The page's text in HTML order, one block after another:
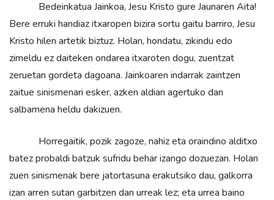
Bedeinkatua Jainkoa, Jesu Kristo gure Jaunaren Aita!
Bere erruki handiaz itxaropen bizira sortu gaitu barriro, Jesu
Kristo hilen artetik biztuz. Holan, hondatu, zikindu edo
zimeldu ez daiteken ondarea itxaroten dogu, zuentzat
zeruetan gordeta dagoana. Jainkoaren indarrak zaintzen
zaitue sinismenari esker, azken aldian agertuko dan
salbamena heldu dakizuen.
Horregaitik, pozik zagoze, nahiz eta oraindino alditxo
batez probaldi batzuk sufridu behar izango dozuezan. Holan
zuen sinismenak bere jatortasuna erakutsiko dau, galkorra
izan arren sutan garbitzen dan urreak lez; eta urrea baino